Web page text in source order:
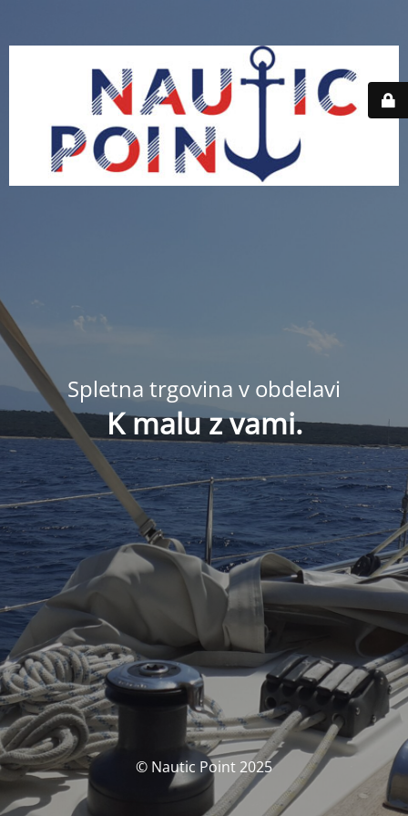
Spletna trgovina v obdelavi
K malu z vami.
© Nautic Point 2025